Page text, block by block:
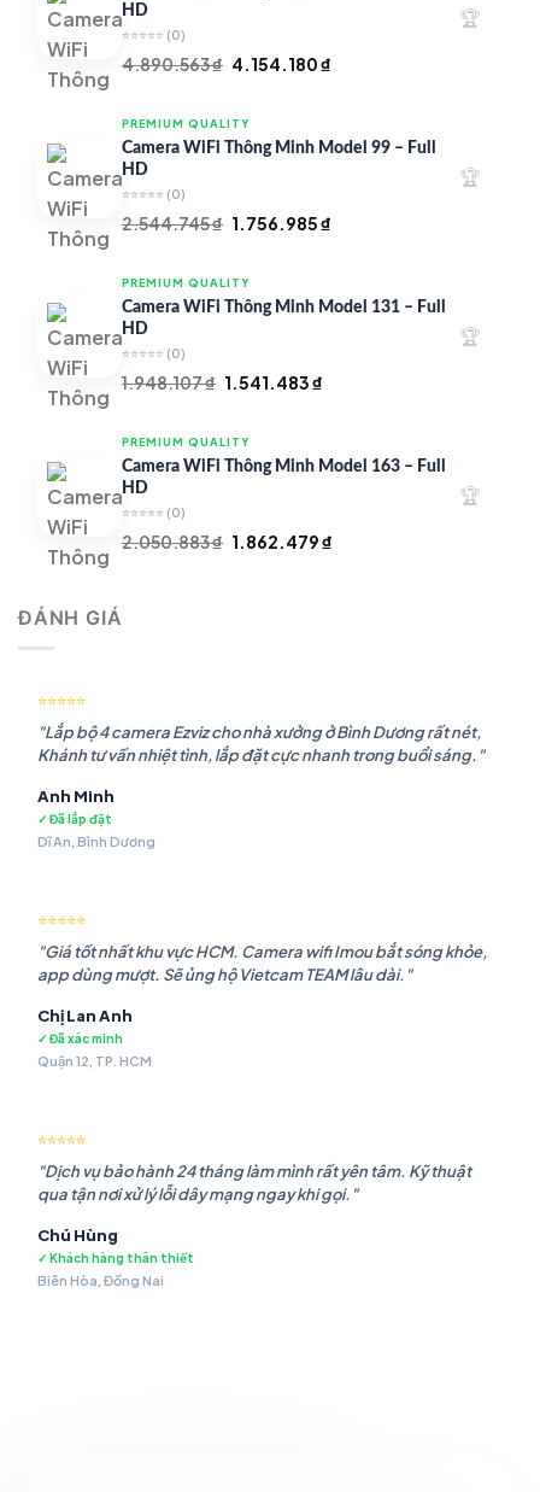
HD
⭐⭐⭐⭐⭐ (0)
4.890.563₫ Giá
là:
4.890.563 ₫.
4.154.180₫
là:
🏆
PREMIUM QUALITY
Camera WiFi Thông Minh Model 99 – Full
HD
⭐⭐⭐⭐⭐ (0)
2.544.745₫ Giá
là:
2.544.745 ₫.
1.756.985₫
là:
🏆
PREMIUM QUALITY
Camera WiFi Thông Minh Model 131 – Full
HD
⭐⭐⭐⭐⭐ (0)
1.948.107₫ Giá
là:
1.948.107 ₫.
1.541.483₫
là:
🏆
PREMIUM QUALITY
Camera WiFi Thông Minh Model 163 – Full
HD
⭐⭐⭐⭐⭐ (0)
2.050.883₫ Giá
1.862.479₫
🏆
ĐÁNH GIÁ
⭐⭐⭐⭐⭐
"Lắp bộ 4 camera Ezviz cho nhà xưởng ở Bình Dương rất nét,
Khánh tư vấn nhiệt tình, lắp đặt cực nhanh trong buổi sáng."
Anh Minh
✓ Đã lắp đặt
Dĩ An, Bình Dương
⭐⭐⭐⭐⭐
"Giá tốt nhất khu vực HCM. Camera wifi Imou bắt sóng khỏe,
app dùng mượt. Sẽ ủng hộ Vietcam TEAM lâu dài."
Chị Lan Anh
✓ Đã xác minh
Quận 12, TP. HCM
⭐⭐⭐⭐⭐
"Dịch vụ bảo hành 24 tháng làm mình rất yên tâm. Kỹ thuật
qua tận nơi xử lý lỗi dây mạng ngay khi gọi."
Chú Hùng
✓ Khách hàng thân thiết
Biên Hòa, Đồng Nai